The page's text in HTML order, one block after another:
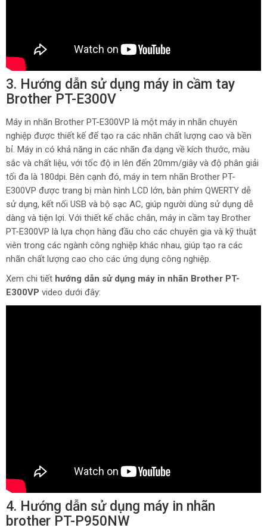
3. Hướng dẫn sử dụng máy in cầm tay
Brother PT-E300V
Máy in nhãn Brother PT-E300VP là một máy in nhãn chuyên
nghiệp được thiết kế để tạo ra các nhãn chất lượng cao và bền
bỉ. Máy in có khả năng in các nhãn đa dạng về kích thước, màu
sắc và chất liệu, với tốc độ in lên đến 20mm/giây và độ phân giải
tối đa là 180dpi. Bên cạnh đó, máy in tem nhãn Brother PT-
E300VP được trang bị màn hình LCD lớn, bàn phím QWERTY dễ
sử dụng, kết nối USB và bộ sạc AC, giúp người dùng sử dụng dễ
dàng và tiện lợi. Với thiết kế chắc chắn, máy in cầm tay Brother
PT-E300VP là lựa chọn hàng đầu cho các chuyên gia và kỹ thuật
viên trong các ngành công nghiệp khác nhau, giúp tạo ra các
nhãn chất lượng cao cho các ứng dụng công nghiệp.
Xem chi tiết hướng dẫn sử dụng máy in nhãn Brother PT-
E300VP video dưới đây:
4. Hướng dẫn sử dụng máy in nhãn
brother PT-P950NW